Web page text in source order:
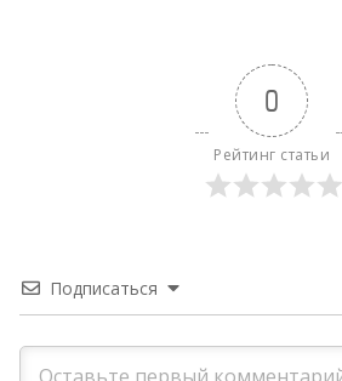
0
Рейтинг статьи
Подписаться